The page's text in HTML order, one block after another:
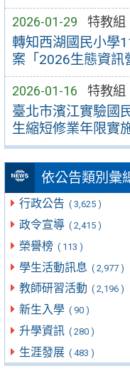
2026-01-29 特教組
轉知西湖國民小學
案「2026生態資訊
2026-01-16 特教組
臺北市濱江實驗國
生縮短修業年限實
依公告類別彙
行政公告 ( 3,625 )
政令宣導 ( 2,415 )
榮譽榜 ( 113 )
學生活動訊息 ( 2,977 )
教師研習活動 ( 2,196 )
新生入學 ( 90 )
升學資訊 ( 280 )
生涯發展 ( 483 )